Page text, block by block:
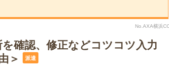
No.AXA横浜
を確認、修正などコツコツ入力
＞
派遣